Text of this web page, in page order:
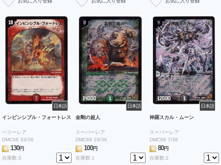
日本語
インビンシブル・フォートレス
ベリーレア
DMC66 33/36
B
130円
在庫数:3
日本語
金剛の超人
スーパーレア
DMC66 16/36
B
100円
在庫数:1
日本語
神羅スカル・ムーン
スーパーレア
DMC66 7/36
B 80円
在庫数:2